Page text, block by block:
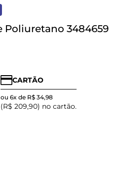
Poliuretano 3484659
CARTÃO
ou 6x de R$ 34,98
(R$ 209,90) no cartão.